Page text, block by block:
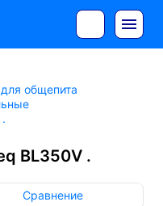
общепита
BL350V .
Сравнение